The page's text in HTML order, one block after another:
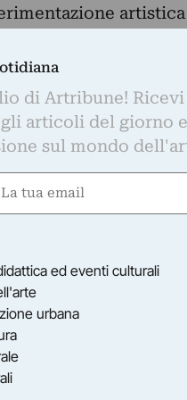
artistica
molteplicità delle
con Il MIC di
ed alla loro
di Artribune!
articoli del giorno
sul mondo
Email
ed eventi culturali
urbana